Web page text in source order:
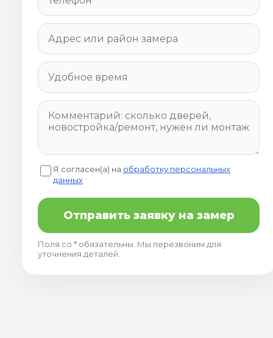
Я согласен(а) на обработку персональных
данных
Отправить заявку на замер
Поля со * обязательны. Мы перезвоним для
уточнения деталей.